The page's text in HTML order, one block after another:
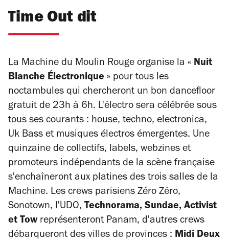
Time Out dit
La Machine du Moulin Rouge organise la « Nuit
Blanche Électronique » pour tous les
noctambules qui chercheront un bon dancefloor
gratuit de 23h à 6h. L'électro sera célébrée sous
tous ses courants : house, techno, electronica,
Uk Bass et musiques électros émergentes. Une
quinzaine de collectifs, labels, webzines et
promoteurs indépendants de la scène française
s'enchaîneront aux platines des trois salles de la
Machine. Les crews parisiens Zéro Zéro,
Sonotown, l'UDO, Technorama, Sundae, Activist
et Tow représenteront Panam, d'autres crews
débarqueront des villes de provinces : Midi Deux